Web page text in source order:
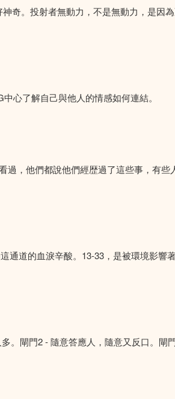
奇。投射者無動力，不是無動力，是因
心了解自己與他人的情感如何連結。
，他們都說他們經歴過了這些事，有些
通道的血淚辛酸。13-33，是被環境影響
。閘門2 - 隨意答應人，隨意又反口。閘